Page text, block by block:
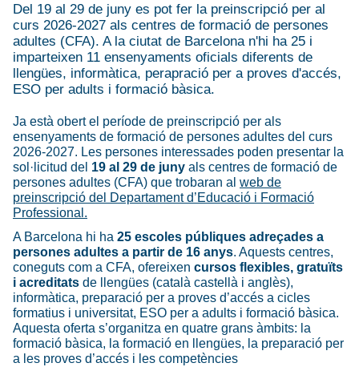
Del 19 al 29 de juny es pot fer la preinscripció per al
curs 2026-2027 als centres de formació de persones
adultes (CFA). A la ciutat de Barcelona n'hi ha 25 i
imparteixen 11 ensenyaments oficials diferents de
llengües, informàtica, perapració per a proves d'accés,
ESO per adults i formació bàsica.
Ja està obert el període de preinscripció per als
ensenyaments de formació de persones adultes del curs
2026-2027. Les persones interessades poden presentar la
sol·licitud del 19 al 29 de juny als centres de formació de
persones adultes (CFA) que trobaran al web de
preinscripció del Departament d’Educació i Formació
Professional.
A Barcelona hi ha 25 escoles públiques adreçades a
persones adultes a partir de 16 anys. Aquests centres,
coneguts com a CFA, ofereixen cursos flexibles, gratuïts
i acreditats de llengües (català castellà i anglès),
informàtica, preparació per a proves d’accés a cicles
formatius i universitat, ESO per a adults i formació bàsica.
Aquesta oferta s’organitza en quatre grans àmbits: la
formació bàsica, la formació en llengües, la preparació per
a les proves d’accés i les competències